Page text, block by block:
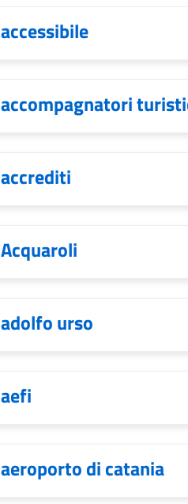
accessibile
accompagnatori
accrediti
Acquaroli
adolfo urso
aefi
aeroporto di catania